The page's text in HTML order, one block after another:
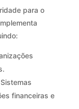
para o
financeiras e